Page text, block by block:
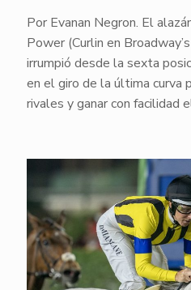
Por Evanan Negron. El
Power (Curlin en
irrumpió desde la sexta
en el giro de la última curva
rivales y ganar con facilidad